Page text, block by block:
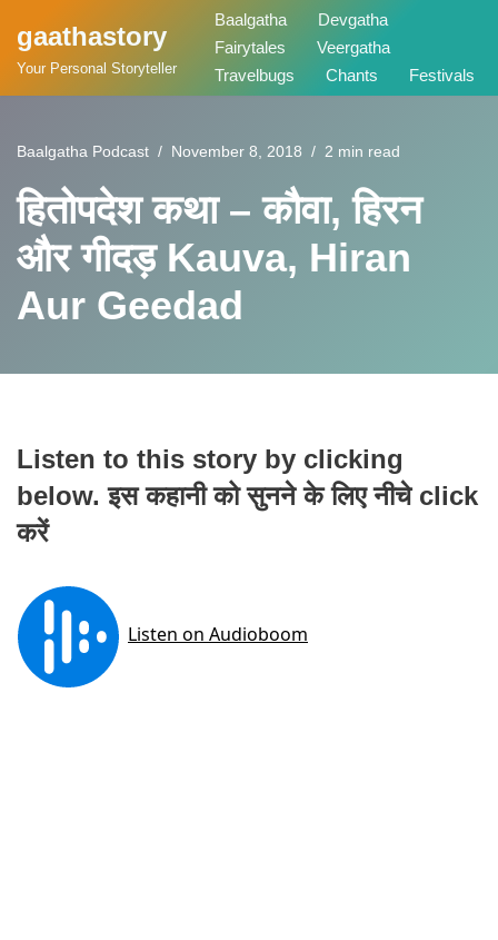
Skip
gaathastory
Your Personal Storyteller
Baalgatha
Devgatha
Fairytales
Veergatha
Travelbugs
Chants Festivals
Baalgatha Podcast November 8, 2018 2 min read
हितोपदेश कथा – कौवा, हिरन
और गीदड़ Kauva, Hiran
Aur Geedad
Listen to this story by clicking
below. इस कहानी को सुनने के लिए नीचे click
करें